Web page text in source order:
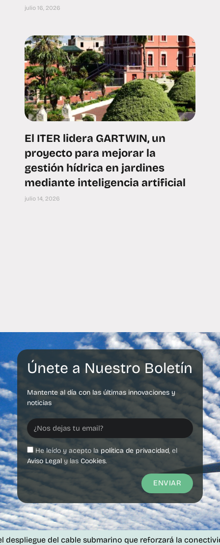
julio 16, 2026
El ITER lidera GARTWIN, un
proyecto para mejorar la
gestión hídrica en jardines
mediante inteligencia artificial
julio 14, 2026
Únete a Nuestro Boletín
Mantente al día con las últimas innovaciones y
noticias
He leído y acepto la política de privacidad, el
Aviso Legal y las Cookies.
ENVIAR
del cable submarino que reforzará la conectividad de